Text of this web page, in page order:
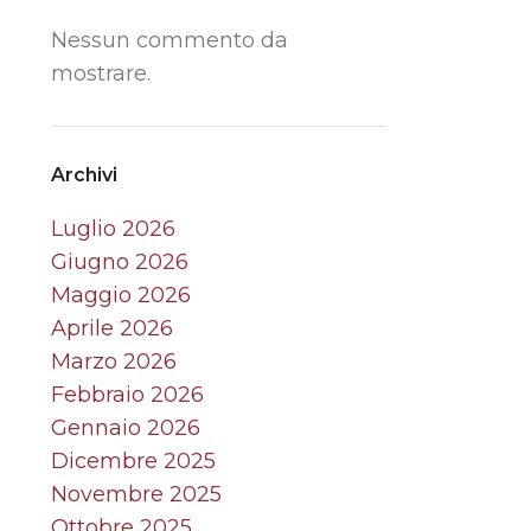
Nessun commento da
mostrare.
Archivi
Luglio 2026
Giugno 2026
Maggio 2026
Aprile 2026
Marzo 2026
Febbraio 2026
Gennaio 2026
Dicembre 2025
Novembre 2025